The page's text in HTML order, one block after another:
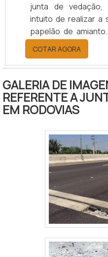
junta de
intuito de realizar a
papelão de
que possui uma
trabalhos
temperaturas e
muito utilizada
Água quente;
Derivados de
produtos
junta papelão
hidráulico é
de juntas de.
COTAR AGORA
GALERIA DE
REFERENTE A
EM RODOVIAS